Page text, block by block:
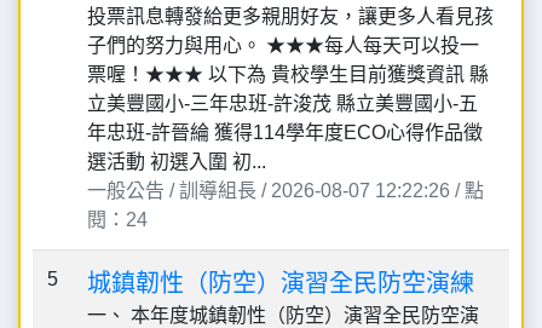
投票訊息轉發給更多親朋好友，讓更多人看見孩
子們的努力與用心。 ★★★每人每天可以投一
票喔！★★★ 以下為 貴校學生目前獲獎資訊 縣
立美豐國小-三年忠班-許浚茂 縣立美豐國小-五
年忠班-許晉綸 獲得114學年度ECO心得作品徵
選活動 初選入圍 初...
一般公告 / 訓導組長 / 2026-08-07 12:22:26 / 點
閱：24
5 城鎮韌性（防空）演習全民防空演練
一、 本年度城鎮韌性（防空）演習全民防空演